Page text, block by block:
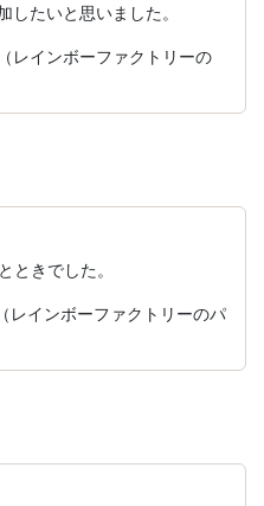
したいと思いました。
インボーファクトリーの
ときでした。
インボーファクトリーのパ